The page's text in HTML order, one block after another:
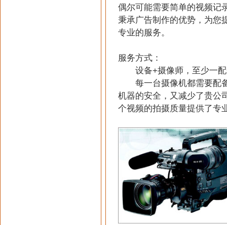
偶尔可能需要简单的视频记
秉承广告制作的优势，为您
专业的服务。
服务方式：
设备+摄像师，至少一配
每一台摄像机都需要配备
机器的安全，又减少了贵公
个视频的拍摄质量提供了专